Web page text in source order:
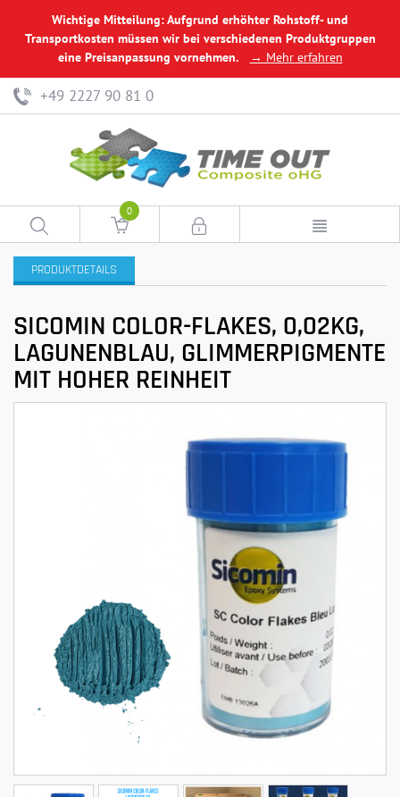
Wichtige Mitteilung: Aufgrund erhöhter Rohstoff- und
Transportkosten müssen wir bei verschiedenen Produktgruppen
eine Preisanpassung vornehmen.
→ Mehr erfahren
+49 2227 90 81 0
0
PRODUKTDETAILS
SICOMIN COLOR-FLAKES, 0,02KG,
LAGUNENBLAU, GLIMMERPIGMENTE
MIT HOHER REINHEIT